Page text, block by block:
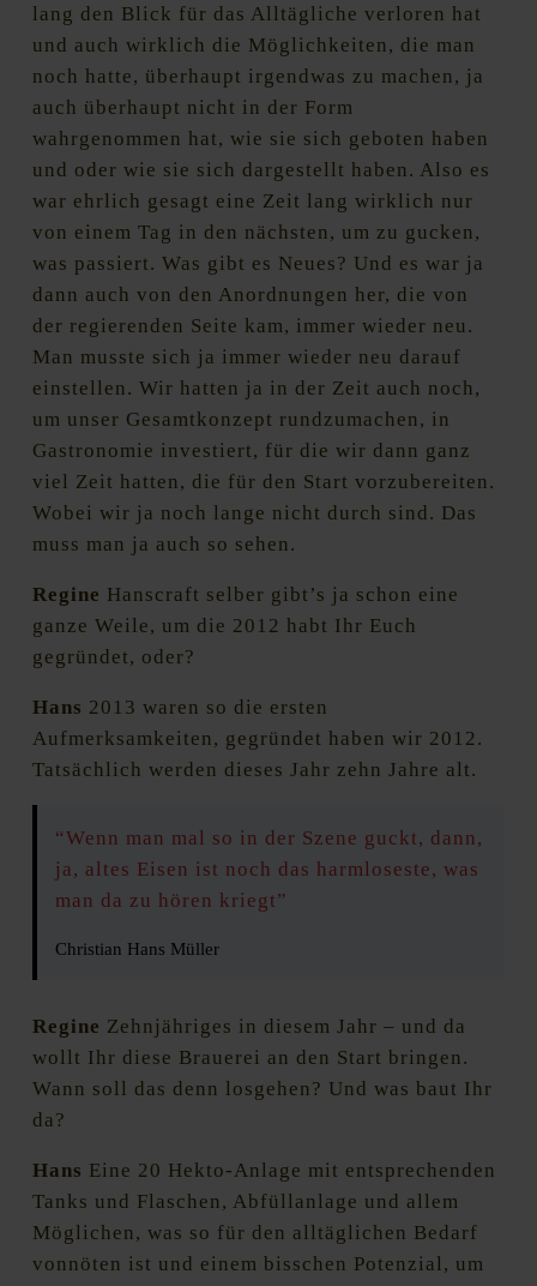
lang den Blick für das Alltägliche verloren hat
und auch wirklich die Möglichkeiten, die man
noch hatte, überhaupt irgendwas zu machen, ja
auch überhaupt nicht in der Form
wahrgenommen hat, wie sie sich geboten haben
und oder wie sie sich dargestellt haben. Also es
war ehrlich gesagt eine Zeit lang wirklich nur
von einem Tag in den nächsten, um zu gucken,
was passiert. Was gibt es Neues? Und es war ja
dann auch von den Anordnungen her, die von
der regierenden Seite kam, immer wieder neu.
Man musste sich ja immer wieder neu darauf
einstellen. Wir hatten ja in der Zeit auch noch,
um unser Gesamtkonzept rundzumachen, in
Gastronomie investiert, für die wir dann ganz
viel Zeit hatten, die für den Start vorzubereiten.
Wobei wir ja noch lange nicht durch sind. Das
muss man ja auch so sehen.
Regine Hanscraft selber gibt’s ja schon eine
ganze Weile, um die 2012 habt Ihr Euch
gegründet, oder?
Hans 2013 waren so die ersten
Aufmerksamkeiten, gegründet haben wir 2012.
Tatsächlich werden dieses Jahr zehn Jahre alt.
“Wenn man mal so in der Szene guckt, dann,
ja, altes Eisen ist noch das harmloseste, was
man da zu hören kriegt”
Christian Hans Müller
Regine Zehnjähriges in diesem Jahr – und da
wollt Ihr diese Brauerei an den Start bringen.
Wann soll das denn losgehen? Und was baut Ihr
da?
Hans Eine 20 Hekto-Anlage mit entsprechenden
Tanks und Flaschen, Abfüllanlage und allem
Möglichen, was so für den alltäglichen Bedarf
vonnöten ist und einem bisschen Potenzial, um